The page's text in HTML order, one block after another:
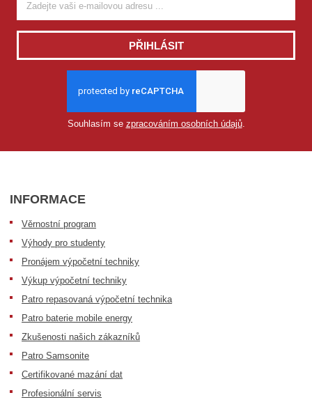
PŘIHLÁSIT
Souhlasím se zpracováním osobních údajů.
INFORMACE
Věrnostní program
Výhody pro studenty
Pronájem výpočetní techniky
Výkup výpočetní techniky
Patro repasovaná výpočetní technika
Patro baterie mobile energy
Zkušenosti našich zákazníků
Patro Samsonite
Certifikované mazání dat
Profesionální servis